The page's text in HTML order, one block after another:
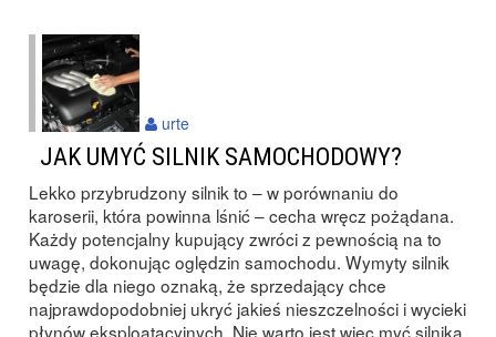
JAK UMYĆ SILNIK SAMOCHODOWY?
Lekko przybrudzony silnik to – w porównaniu do
karoserii, która powinna lśnić – cecha wręcz pożądana.
Każdy potencjalny kupujący zwróci z pewnością na to
uwagę, dokonując oględzin samochodu. Wymyty silnik
będzie dla niego oznaką, że sprzedający chce
najprawdopodobniej ukryć jakieś nieszczelności i wycieki
płynów eksploatacyjnych. Nie warto jest więc myć silnika
urte